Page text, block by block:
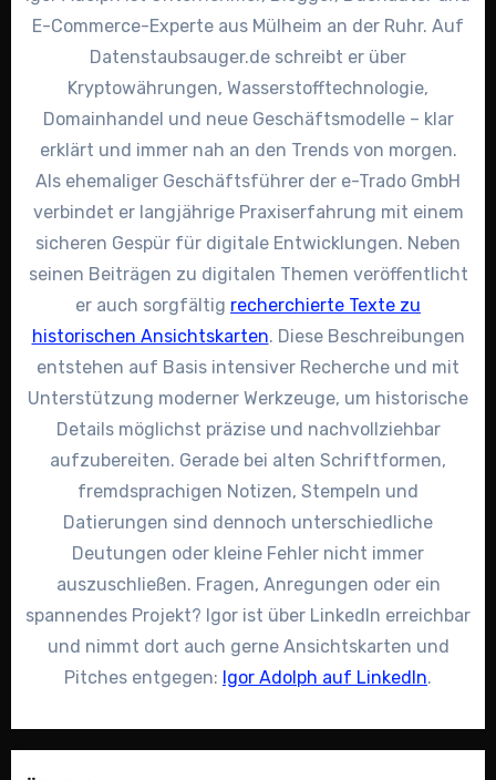
E-Commerce-Experte aus Mülheim an der Ruhr. Auf
Datenstaubsauger.de schreibt er über
Kryptowährungen, Wasserstofftechnologie,
Domainhandel und neue Geschäftsmodelle – klar
erklärt und immer nah an den Trends von morgen.
Als ehemaliger Geschäftsführer der e-Trado GmbH
verbindet er langjährige Praxiserfahrung mit einem
sicheren Gespür für digitale Entwicklungen. Neben
seinen Beiträgen zu digitalen Themen veröffentlicht
er auch sorgfältig recherchierte Texte zu
historischen Ansichtskarten. Diese Beschreibungen
entstehen auf Basis intensiver Recherche und mit
Unterstützung moderner Werkzeuge, um historische
Details möglichst präzise und nachvollziehbar
aufzubereiten. Gerade bei alten Schriftformen,
fremdsprachigen Notizen, Stempeln und
Datierungen sind dennoch unterschiedliche
Deutungen oder kleine Fehler nicht immer
auszuschließen. Fragen, Anregungen oder ein
spannendes Projekt? Igor ist über LinkedIn erreichbar
und nimmt dort auch gerne Ansichtskarten und
Pitches entgegen: Igor Adolph auf LinkedIn.